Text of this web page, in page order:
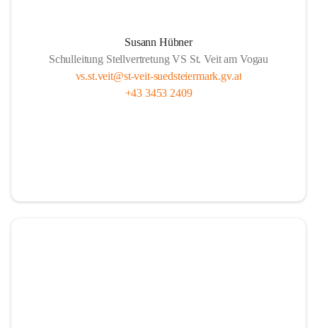
Susann Hübner
Schulleitung Stellvertretung VS St. Veit am Vogau
vs.st.veit@st-veit-suedsteiermark.gv.at
+43 3453 2409